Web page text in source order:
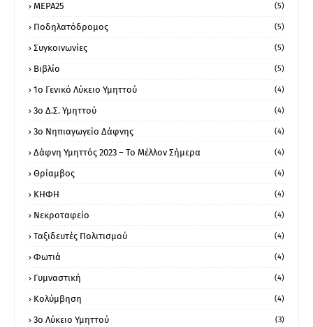
ΜΕΡΑ25 (5)
Ποδηλατόδρομος (5)
Συγκοινωνίες (5)
Βιβλίο (5)
1ο Γενικό Λύκειο Υμηττού (4)
3ο Δ.Σ. Υμηττού (4)
3ο Νηπιαγωγείο Δάφνης (4)
Δάφνη Υμηττός 2023 – Το Μέλλον Σήμερα (4)
Θρίαμβος (4)
ΚΗΦΗ (4)
Νεκροταφείο (4)
Ταξιδευτές Πολιτισμού (4)
Φωτιά (4)
Γυμναστική (4)
Κολύμβηση (4)
3ο Λύκειο Υμηττού (3)